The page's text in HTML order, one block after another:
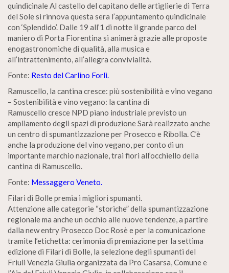
quindicinale Al castello del capitano delle artiglierie di Terra
del Sole si rinnova questa sera l’appuntamento quindicinale
con ‘Splendido’. Dalle 19 all’1 di notte il grande parco del
maniero di Porta Fiorentina si animerà grazie alle proposte
enogastronomiche di qualità, alla musica e
all’intrattenimento, all’allegra convivialità.
Fonte: Resto del Carlino Forlì.
Ramuscello, la cantina cresce: più sostenibilità e vino vegano
– Sostenibilità e vino vegano: la cantina di
Ramuscello cresce NPD piano industriale previsto un
ampliamento degli spazi di produzione Sarà realizzato anche
un centro di spumantizzazione per Prosecco e Ribolla. C’è
anche la produzione del vino vegano, per conto di un
importante marchio nazionale, trai fiori all’occhiello della
cantina di Ramuscello.
Fonte: Messaggero Veneto.
Filari di Bolle premia i migliori spumanti.
Attenzione alle categorie “storiche” della spumantizzazione
regionale ma anche un occhio alle nuove tendenze, a partire
dalla new entry Prosecco Doc Rosè e per la comunicazione
tramite l’etichetta: cerimonia di premiazione per la settima
edizione di Filari di Bolle, la selezione degli spumanti del
Friuli Venezia Giulia organizzata da Pro Casarsa, Comune e